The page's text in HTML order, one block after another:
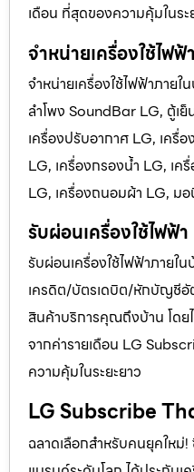
เดือน ที่สุดของความคุ้มในระ
จำหน่ายเครื่องใช้ไฟ
จำหน่ายเครื่องใช้ไฟฟ้าภาย
ลำโพง SoundBar LG, ตู้เ
เครื่องปรับอากาศ LG, เครื่
LG, เครื่องกรองน้ำ LG, เ
LG, เครื่องถนอมผ้า LG, มอ
รับผ่อนเครื่องใช้ไฟฟ้า
รับผ่อนเครื่องใช้ไฟฟ้าภาย
เครดิต/บัตรเดบิต/หักบัญชีอั
สินค้าบริการคุณถึงบ้าน โดย
จากค่ารายเดือน LG
ความคุ้มในระยะยาว
LG Subscribe
ฉลาดเลือกสำหรับคนยุคให